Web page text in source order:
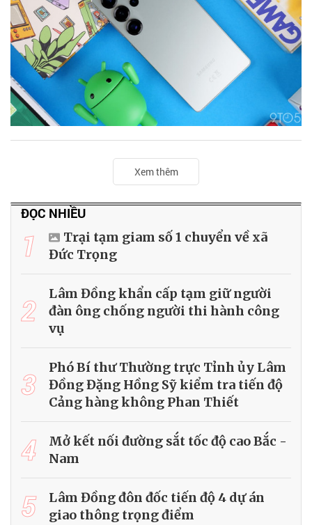
Xem thêm
ĐỌC NHIỀU
1
Trại tạm giam số 1 chuyển về xã
Đức Trọng
2
Lâm Đồng khẩn cấp tạm giữ người
đàn ông chống người thi hành công
vụ
3
Phó Bí thư Thường trực Tỉnh ủy Lâm
Đồng Đặng Hồng Sỹ kiểm tra tiến độ
Cảng hàng không Phan Thiết
4
Mở kết nối đường sắt tốc độ cao Bắc -
Nam
5
Lâm Đồng đôn đốc tiến độ 4 dự án
giao thông trọng điểm